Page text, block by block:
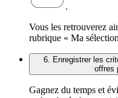
.
Vous les retrouverez
rubrique « Ma
6. Enregistrer les
offres
Gagnez du temps et